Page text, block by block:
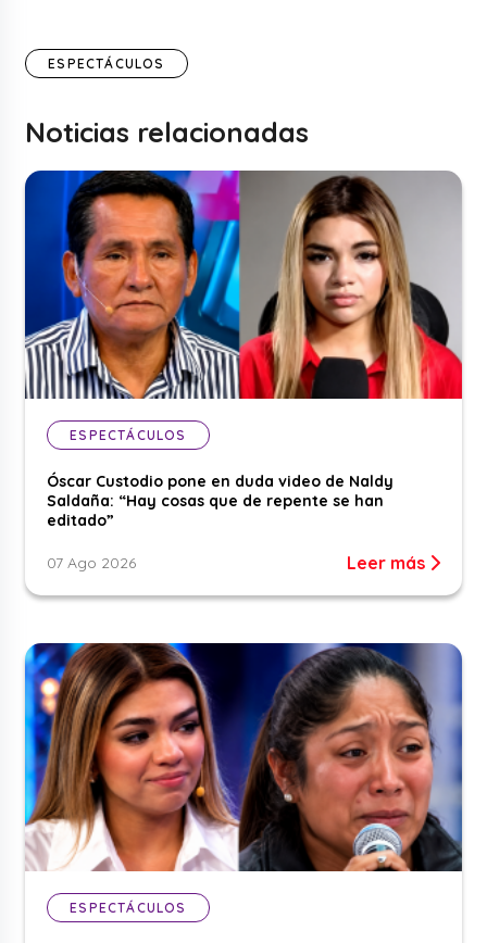
ESPECTÁCULOS
Noticias relacionadas
ESPECTÁCULOS
Óscar Custodio pone en duda video de Naldy
Saldaña: “Hay cosas que de repente se han
editado”
07 Ago 2026 Leer más
ESPECTÁCULOS